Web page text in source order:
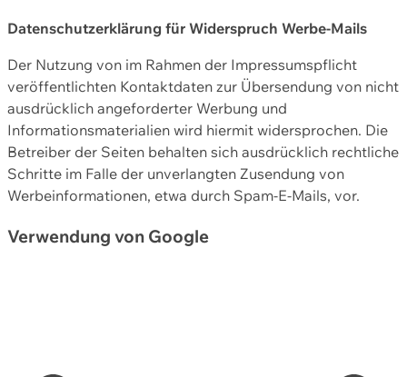
Datenschutzerklärung für Widerspruch Werbe-Mails
Der Nutzung von im Rahmen der Impressumspflicht
veröffentlichten Kontaktdaten zur Übersendung von nicht
ausdrücklich angeforderter Werbung und
Informationsmaterialien wird hiermit widersprochen. Die
Betreiber der Seiten behalten sich ausdrücklich rechtliche
Schritte im Falle der unverlangten Zusendung von
Werbeinformationen, etwa durch Spam-E-Mails, vor.
Verwendung von Google